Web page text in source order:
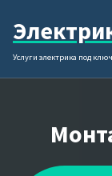
содержимому
Услуги электрика под ключ